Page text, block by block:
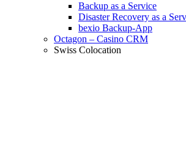
Backup as a Service
Disaster Recovery as a
bexio Backup-App
Octagon – Casino CRM
Swiss Colocation